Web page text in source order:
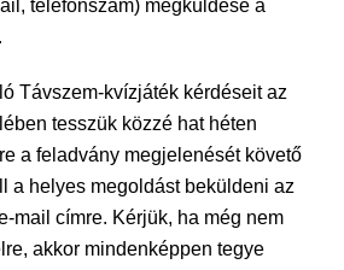
telefonszám) megküldése a
Távszem-kvízjáték kérdéseit az
tesszük közzé hat héten
a feladvány megjelenését követő
a helyes megoldást beküldeni az
mail címre. Kérjük, ha még nem
akkor mindenképpen tegye